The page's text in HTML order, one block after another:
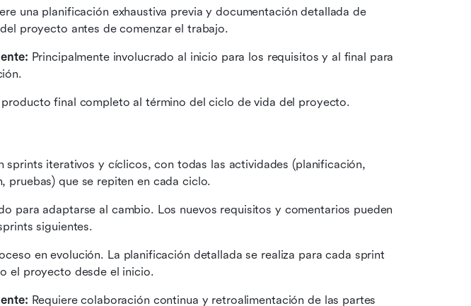
una planificación exhaustiva previa y documentación detallada de
proyecto antes de comenzar el trabajo.
Principalmente involucrado al inicio para los requisitos y al final para
producto final completo al término del ciclo de vida del proyecto.
sprints iterativos y cíclicos, con todas las actividades (planificación,
pruebas) que se repiten en cada ciclo.
para adaptarse al cambio. Los nuevos requisitos y comentarios pueden
siguientes.
en evolución. La planificación detallada se realiza para cada sprint
el proyecto desde el inicio.
Requiere colaboración continua y retroalimentación de las partes